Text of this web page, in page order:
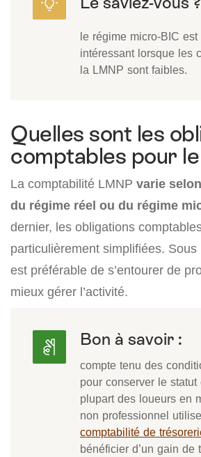
le régime micro-BIC
intéressant lorsque les
la LMNP sont faibles.
Quelles sont les
comptables pour
La comptabilité LMNP varie
du régime réel ou du régime
dernier, les obligations
particulièrement simplifiées.
est préférable de s’entourer de
mieux gérer l’activité.
Bon à savoir :
compte tenu des
pour conserver le statut
plupart des loueurs en
non professionnel
comptabilité de
bénéficier d’un gain de